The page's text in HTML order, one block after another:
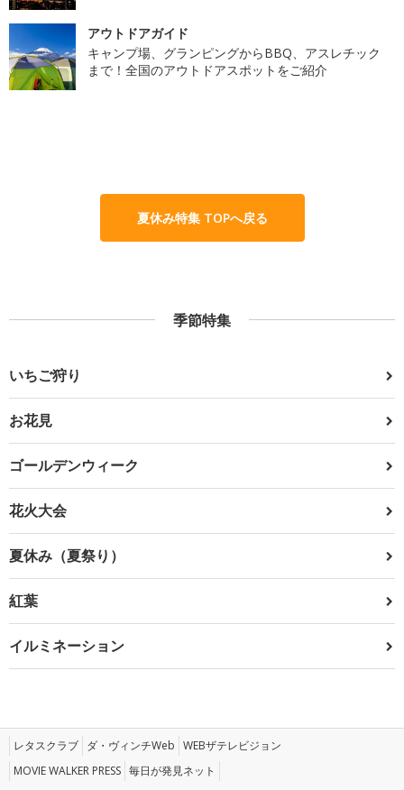
アウトドアガイド
キャンプ場、グランピングからBBQ、アスレチック
まで！全国のアウトドアスポットをご紹介
夏休み特集 TOPへ戻る
季節特集
いちご狩り
お花見
ゴールデンウィーク
花火大会
夏休み（夏祭り）
紅葉
イルミネーション
レタスクラブ ダ・ヴィンチWeb WEBザテレビジョン
MOVIE WALKER PRESS 毎日が発見ネット